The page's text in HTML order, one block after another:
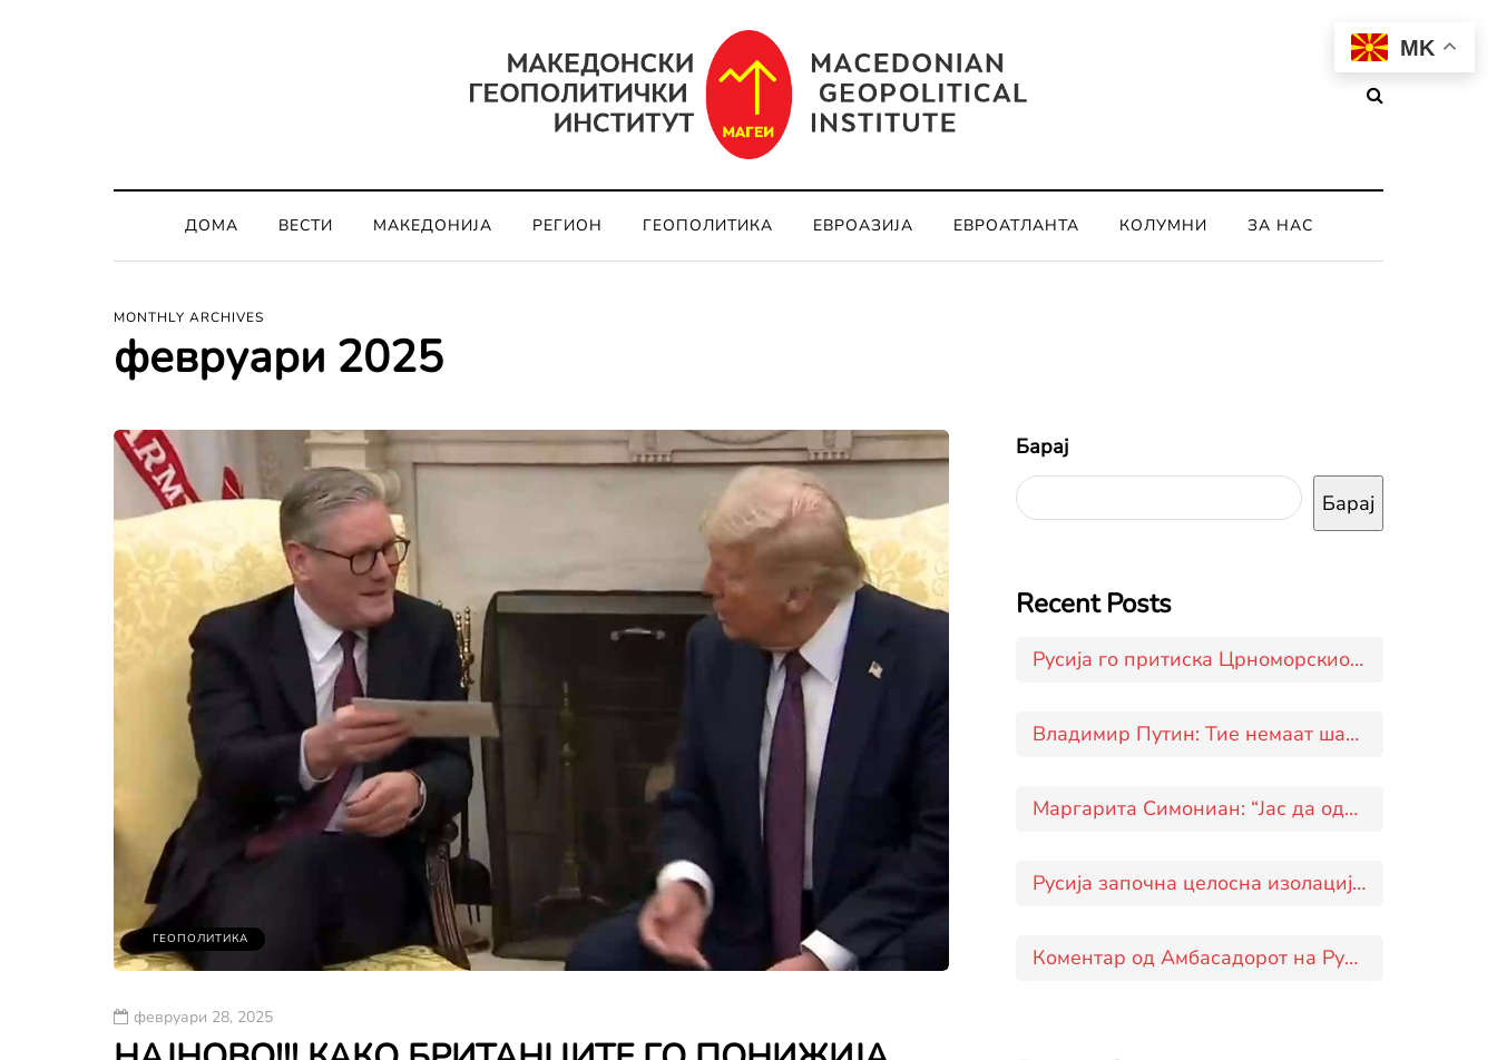
ДОМА ВЕСТИ МАКЕДОНИЈА РЕГИОН ГЕОПОЛИТИКА ЕВРОАЗИЈА ЕВРОАТЛАНТА КОЛУМНИ ЗА НАС
MONTHLY ARCHIVES
февруари 2025
ГЕОПОЛИТИКА
февруари 28, 2025
Барај
Барај
Recent Posts
Русија го притиска Црноморскиот животен појас на Украина
Владимир Путин: Тие немаат шанси да ја соборат ракетата Орешник
Маргарита Симониан: “Јас да одлучував, одговорот ќе го добиевте уште ‘вчера'”
Русија започна целосна изолација на Украина од Црното Море
Коментар од Амбасадорот на Русија во Македонија Дмитриј Зиков за руската новинска агенција ТАСС во врска со пристапувањето на Скопје кон „коалицијата на волонтерите“
MK